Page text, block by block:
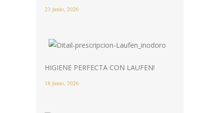
23 junio, 2026
HIGIENE PERFECTA CON LAUFEN!
18 junio, 2026